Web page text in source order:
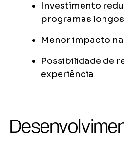
Investimento
programas longos
Menor impacto
Possibilidade de
experiência